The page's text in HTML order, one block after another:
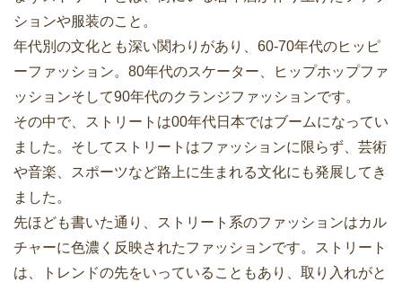
ションや服装のこと。
年代別の文化とも深い関わりがあり、60-70年代のヒッピ
ーファッション。80年代のスケーター、ヒップホップファ
ッションそして90年代のクランジファッションです。
その中で、ストリートは00年代日本ではブームになってい
ました。そしてストリートはファッションに限らず、芸術
や音楽、スポーツなど路上に生まれる文化にも発展してき
ました。
先ほども書いた通り、ストリート系のファッションはカル
チャーに色濃く反映されたファッションです。ストリート
は、トレンドの先をいっていることもあり、取り入れがと